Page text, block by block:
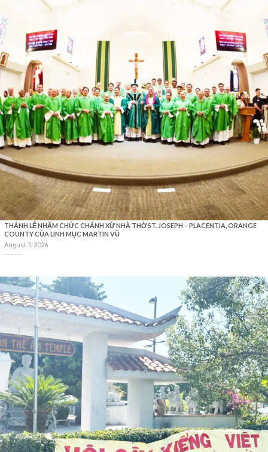
THÁNH LỄ NHẬM CHỨC CHÁNH XỨ NHÀ THỜ ST. JOSEPH – PLACENTIA, ORANGE
COUNTY CỦA LINH MỤC MARTIN VŨ
August 5, 2026